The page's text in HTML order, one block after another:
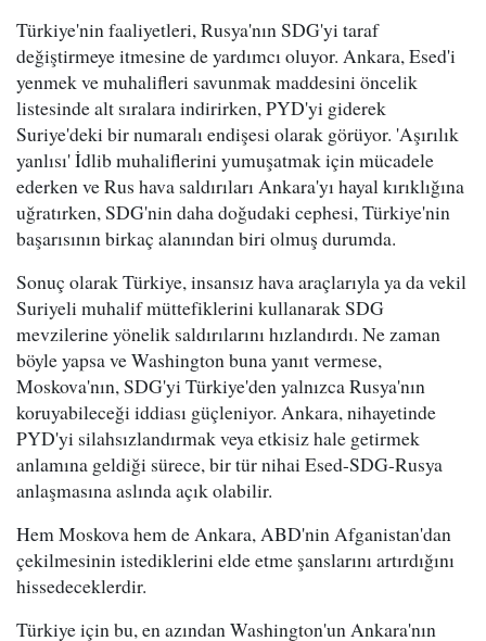
Türkiye'nin faaliyetleri, Rusya'nın SDG'yi taraf
değiştirmeye itmesine de yardımcı oluyor. Ankara, Esed'i
yenmek ve muhalifleri savunmak maddesini öncelik
listesinde alt sıralara indirirken, PYD'yi giderek
Suriye'deki bir numaralı endişesi olarak görüyor. 'Aşırılık
yanlısı' İdlib muhaliflerini yumuşatmak için mücadele
ederken ve Rus hava saldırıları Ankara'yı hayal kırıklığına
uğratırken, SDG'nin daha doğudaki cephesi, Türkiye'nin
başarısının birkaç alanından biri olmuş durumda.
Sonuç olarak Türkiye, insansız hava araçlarıyla ya da vekil
Suriyeli muhalif müttefiklerini kullanarak SDG
mevzilerine yönelik saldırılarını hızlandırdı. Ne zaman
böyle yapsa ve Washington buna yanıt vermese,
Moskova'nın, SDG'yi Türkiye'den yalnızca Rusya'nın
koruyabileceği iddiası güçleniyor. Ankara, nihayetinde
PYD'yi silahsızlandırmak veya etkisiz hale getirmek
anlamına geldiği sürece, bir tür nihai Esed-SDG-Rusya
anlaşmasına aslında açık olabilir.
Hem Moskova hem de Ankara, ABD'nin Afganistan'dan
çekilmesinin istediklerini elde etme şanslarını artırdığını
hissedeceklerdir.
Türkiye için bu, en azından Washington'un Ankara'nın